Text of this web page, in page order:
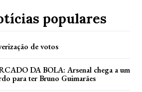
populares
de votos
DA BOLA: Arsenal chega a um
para ter Bruno Guimarães